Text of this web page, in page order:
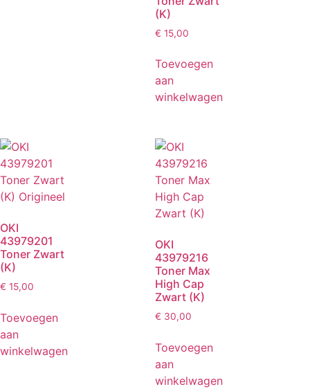
(K)
€ 15,00
Toevoegen
aan
winkelwagen
OKI
43979201
Toner Zwart
(K)
€ 15,00
Toevoegen
aan
winkelwagen
OKI
43979216
Toner Max
High Cap
Zwart (K)
€ 30,00
Toevoegen
aan
winkelwagen